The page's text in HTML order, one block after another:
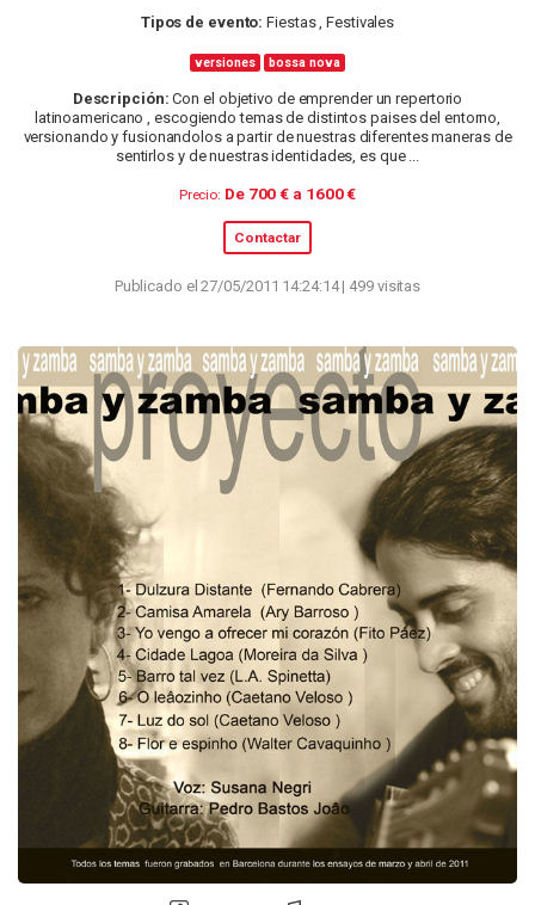
Tipos de evento: Fiestas , Festivales
versiones bossa nova
Descripción: Con el objetivo de emprender un repertorio
latinoamericano , escogiendo temas de distintos paises del entorno,
versionando y fusionandolos a partir de nuestras diferentes maneras de
sentirlos y de nuestras identidades, es que ...
Precio: De 700 € a 1600 €
Contactar
Publicado el 27/05/2011 14:24:14 | 499 visitas